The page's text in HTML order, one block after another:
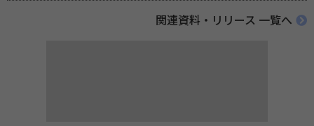
関連資料・リリース 一覧へ